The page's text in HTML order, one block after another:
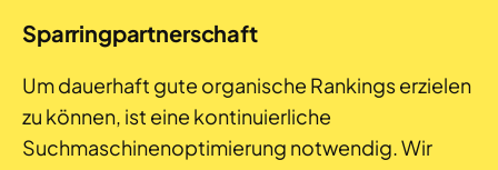
Sparringpartnerschaft
Um dauerhaft gute organische Rankings erzielen
zu können, ist eine kontinuierliche
Suchmaschinenoptimierung notwendig. Wir